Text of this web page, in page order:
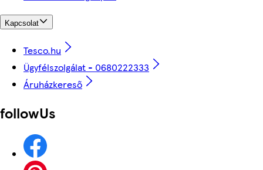
Kapcsolat
Tesco.hu
Ügyfélszolgálat - 0680222333
Áruházkereső
followUs